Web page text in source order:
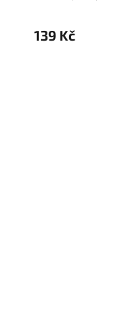
139 Kč